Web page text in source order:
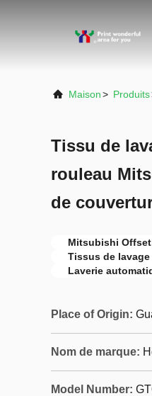
Maison> Produits
Tissu de
rouleau
de
Mitsubishi
Tissus de
Laverie
Place of Origin:
Nom de marque:
Model Number: